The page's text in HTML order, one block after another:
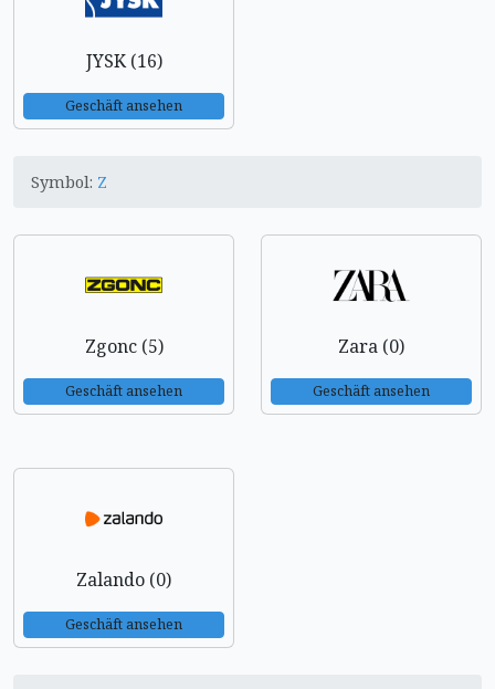
JYSK (16)
Geschäft ansehen
Symbol: Z
Zgonc (5)
Geschäft ansehen
Zara (0)
Geschäft ansehen
Zalando (0)
Geschäft ansehen